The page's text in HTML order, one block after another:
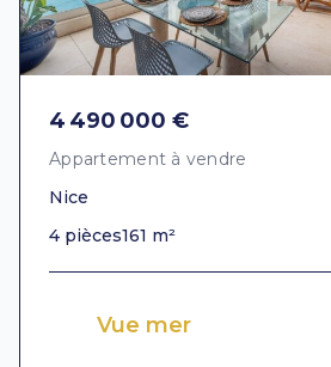
4 490 000 €
Appartement à vendre
Nice
4 pièces161 m²
Vue mer